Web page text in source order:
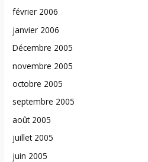
février 2006
janvier 2006
Décembre 2005
novembre 2005
octobre 2005
septembre 2005
août 2005
juillet 2005
juin 2005